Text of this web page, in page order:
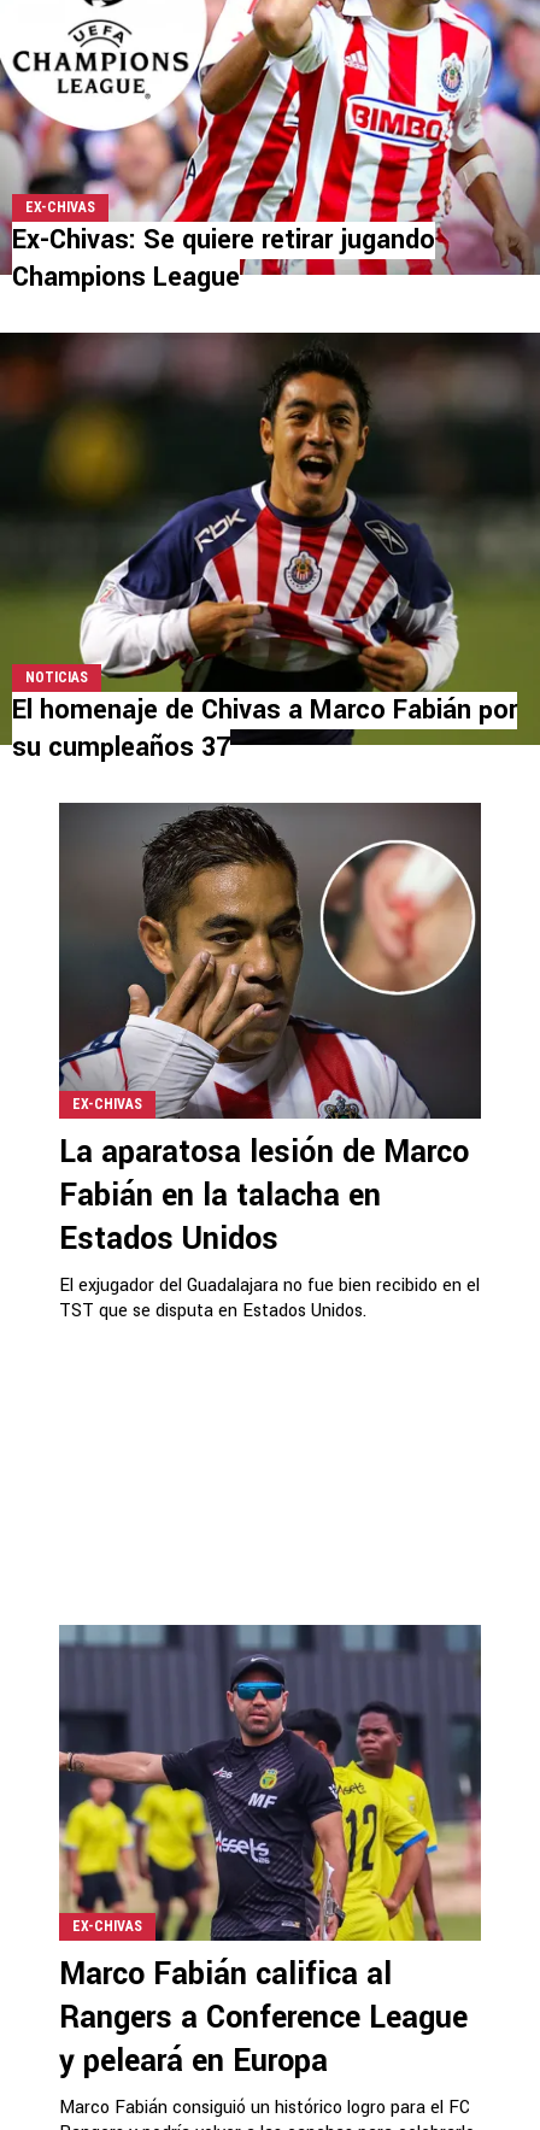
EX-CHIVAS
Ex-Chivas: Se quiere retirar jugando
Champions League
NOTICIAS
El homenaje de Chivas a Marco Fabián por
su cumpleaños 37
EX-CHIVAS
La aparatosa lesión de Marco
Fabián en la talacha en
Estados Unidos
El exjugador del Guadalajara no fue bien recibido en el
TST que se disputa en Estados Unidos.
EX-CHIVAS
Marco Fabián califica al
Rangers a Conference League
y peleará en Europa
Marco Fabián consiguió un histórico logro para el FC